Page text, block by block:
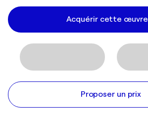
Acquérir cette œuvre
Proposer un prix